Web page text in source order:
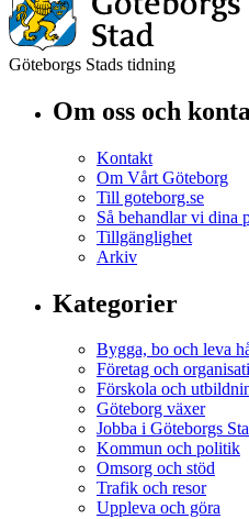
Göteborgs Stads tidning
Om oss och
Kontakt
Om Vårt Göteborg
Till goteborg.se
Så behandlar vi dina
Tillgänglighet
Arkiv
Kategorier
Bygga, bo och leva
Företag och
Förskola och
Göteborg växer
Jobba i Göteborgs
Kommun och politik
Omsorg och stöd
Trafik och resor
Uppleva och göra